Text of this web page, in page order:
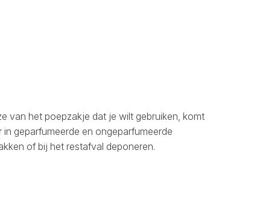
van het poepzakje dat je wilt gebruiken, komt
geparfumeerde en ongeparfumeerde
of bij het restafval deponeren.